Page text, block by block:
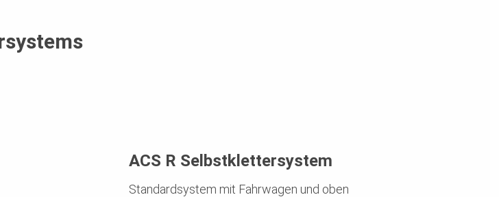
ACS R Selbstklettersystem
Standardsystem mit Fahrwagen und oben